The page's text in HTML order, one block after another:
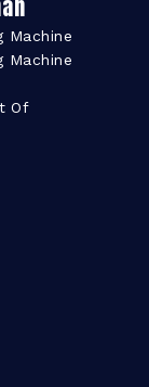
Machine
Machine
Of